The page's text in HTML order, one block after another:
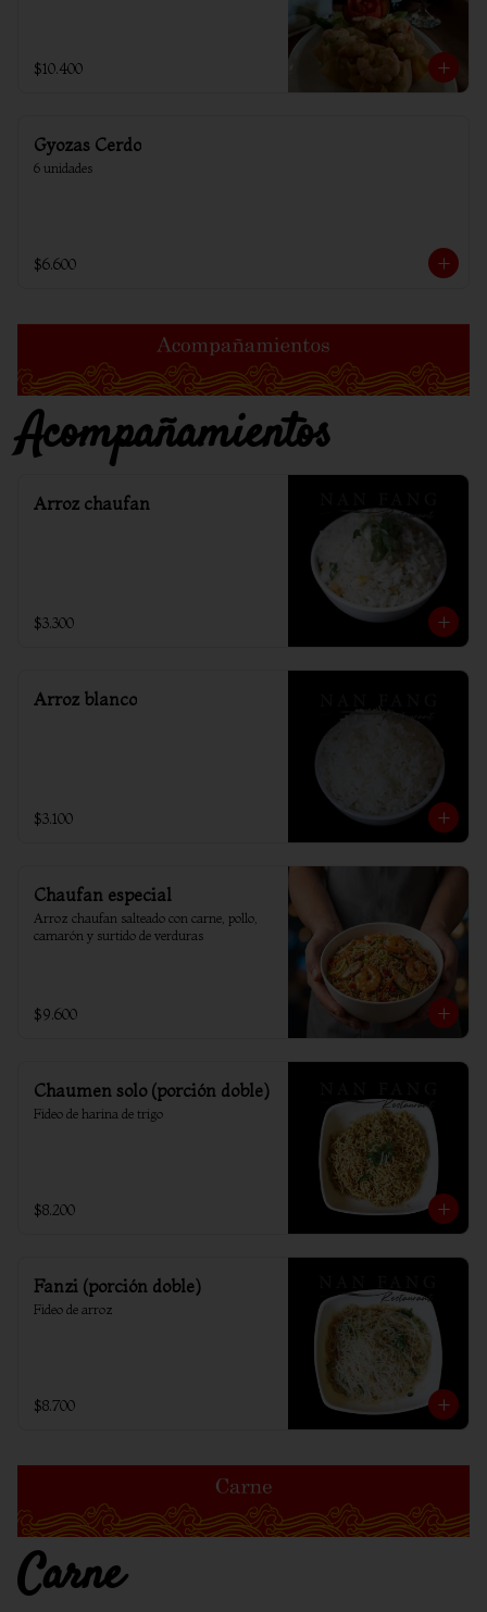
$10.400
Gyozas Cerdo
6 unidades
$6.600
Acompañamientos
Arroz chaufan
$3.300
Arroz blanco
$3.100
Chaufan especial
Arroz chaufan salteado con carne, pollo,
camarón y surtido de verduras
$9.600
Chaumen solo (porción doble)
Fideo de harina de trigo
$8.200
Fanzi (porción doble)
Fideo de arroz
$8.700
Carne